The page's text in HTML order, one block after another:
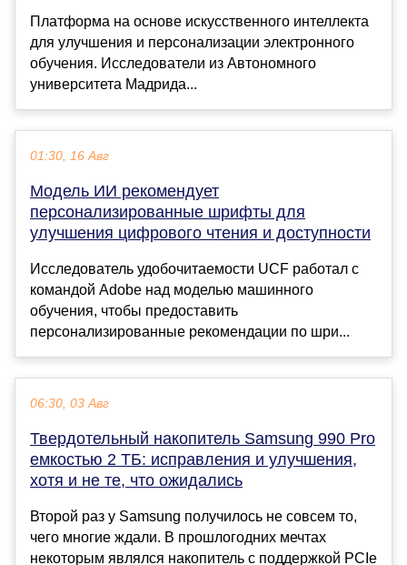
Платформа на основе искусственного интеллекта
для улучшения и персонализации электронного
обучения. Исследователи из Автономного
университета Мадрида...
01:30, 16 Авг
Модель ИИ рекомендует
персонализированные шрифты для
улучшения цифрового чтения и доступности
Исследователь удобочитаемости UCF работал с
командой Adobe над моделью машинного
обучения, чтобы предоставить
персонализированные рекомендации по шри...
06:30, 03 Авг
Твердотельный накопитель Samsung 990 Pro
емкостью 2 ТБ: исправления и улучшения,
хотя и не те, что ожидались
Второй раз у Samsung получилось не совсем то,
чего многие ждали. В прошлогодних мечтах
некоторым являлся накопитель с поддержкой PCIe